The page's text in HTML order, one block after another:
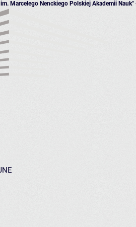
Marcelego Nenckiego Polskiej Akademii Nauk"